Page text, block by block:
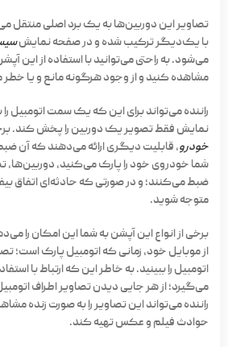
تصاویر این دوربین‌ها به یک برد اصلی منتقل
با یک‌دیگر ترکیب شده و در صفحه نمایش
می‌شود. به راحتی می‌توانید با استفاده از این
مشاهده کنید و از وجود هرگونه مانع و یا
راننده می‌تواند برای این که یک سمت اتومبیل را
نمایش فقط تصویر یک دوربین را پخش کند.
خودرو، قابلیت دیگری ارائه می‌دهند که آن
شما خودروی خود را پارک می‌کنید، دوربین‌ها،
ضبط می‌کنند؛ و در صورتی که حادثه‌ای اتفاق
متوجه شوید.
برخی از انواع این آپشن به شما این امکان را
از موبایل خود، زمانی که اتومبیل پارک است؛
اتومبیل را ببینید. به خاطر این که ارتباط با
می‌گیرد؛ از هر جایی دیدن تصاویر اطراف
راننده می‌تواند این تصاویر را به صورت زنده
حوادث فیلم و عکس تهیه کند.